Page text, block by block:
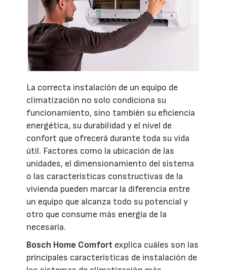
La correcta instalación de un equipo de
climatización no solo condiciona su
funcionamiento, sino también su eficiencia
energética, su durabilidad y el nivel de
confort que ofrecerá durante toda su vida
útil. Factores como la ubicación de las
unidades, el dimensionamiento del sistema
o las características constructivas de la
vivienda pueden marcar la diferencia entre
un equipo que alcanza todo su potencial y
otro que consume más energía de la
necesaria.
Bosch Home Comfort explica cuáles son las
principales características de instalación de